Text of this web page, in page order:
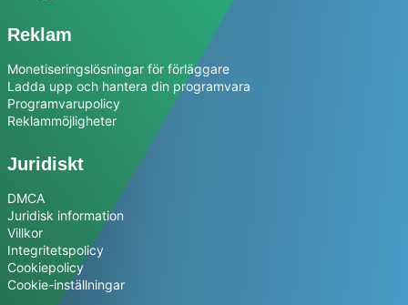
Reklam
Monetiseringslösningar för förläggare
Ladda upp och hantera din programvara
Programvarupolicy
Reklammöjligheter
Juridiskt
DMCA
Juridisk information
Villkor
Integritetspolicy
Cookiepolicy
Cookie-inställningar